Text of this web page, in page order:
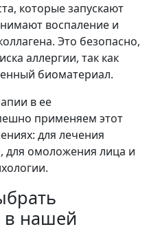
которые запускают
воспаление и
Это безопасно,
аллергии, так как
биоматериал.
в ее
применяем этот
для лечения
для омоложения лица и
в нашей